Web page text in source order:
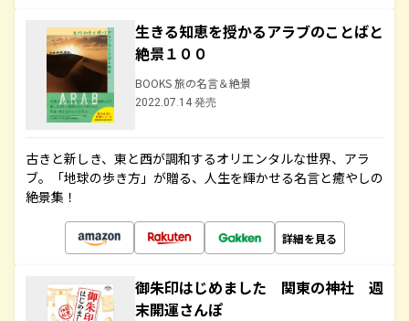
生きる知恵を授かるアラブのことばと
絶景１００
BOOKS 旅の名言＆絶景
2022.07.14 発売
古きと新しき、東と西が調和するオリエンタルな世界、アラ
ブ。「地球の歩き方」が贈る、人生を輝かせる名言と癒やしの
絶景集！
詳細を見る
御朱印はじめました 関東の神社 週
末開運さんぽ